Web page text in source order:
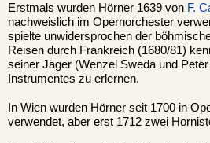
Erstmals wurden Hörner 1639 von F.
nachweislich im Opernorchester
spielte unwidersprochen der
Reisen durch Frankreich (1680/81)
seiner Jäger (Wenzel Sweda und
Instrumentes zu erlernen.
In Wien wurden Hörner seit 1700 in
verwendet, aber erst 1712 zwei